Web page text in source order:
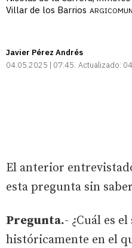
Villar de los Barrios
Javier Pérez Andrés
04.05.2025 | 07:45 Actualizado:
El anterior
esta pregunta sin
Pregunta.- ¿Cuál es
históricamente en el